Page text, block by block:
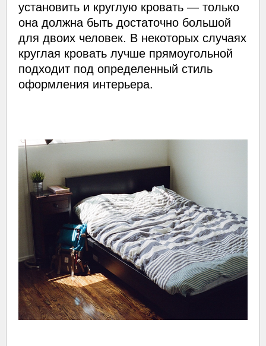
установить и круглую кровать — только
она должна быть достаточно большой
для двоих человек. В некоторых случаях
круглая кровать лучше прямоугольной
подходит под определенный стиль
оформления интерьера.